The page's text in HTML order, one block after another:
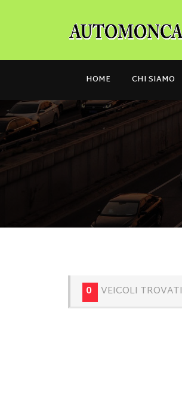
HOME CHI SIAMO
0 VEICOLI TROVATI